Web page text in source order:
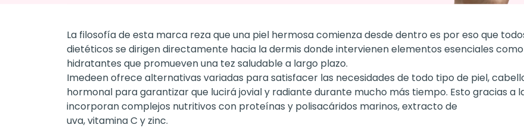
La filosofía de esta marca reza que una piel hermosa comienza desde dentro es por eso que
dietéticos se dirigen directamente hacia la dermis donde intervienen elementos esenciales
hidratantes que promueven una tez saludable a largo plazo.
Imedeen ofrece alternativas variadas para satisfacer las necesidades de todo tipo de piel,
hormonal para garantizar que lucirá jovial y radiante durante mucho más tiempo. Esto gracias a
incorporan complejos nutritivos con proteínas y polisacáridos marinos, extracto de
uva, vitamina C y zinc.